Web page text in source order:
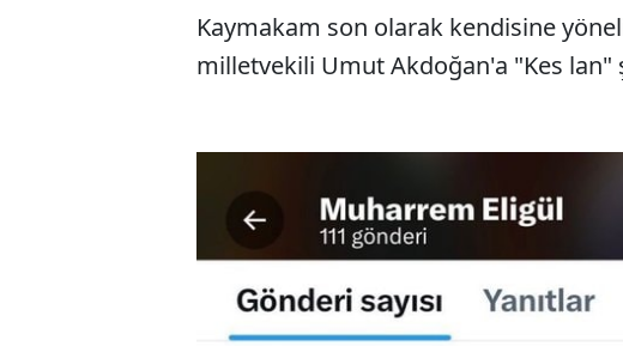
Kaymakam son olarak kendisine
milletvekili Umut Akdoğan'a "Kes lan"